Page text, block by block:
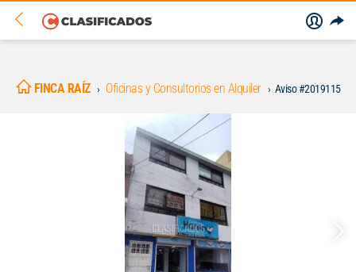
FINCA RAÍZ Oficinas y Consultorios en Alquiler Aviso #2019115